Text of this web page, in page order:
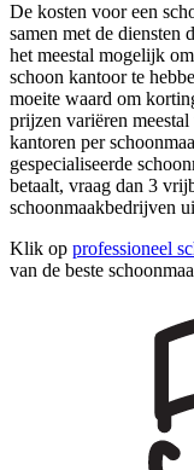
De kosten voor een
samen met de diensten
het meestal mogelijk
schoon kantoor te
moeite waard om
prijzen variëren
kantoren per
gespecialiseerde
betaalt, vraag dan 3
schoonmaakbedrijven
Klik op professioneel
van de beste